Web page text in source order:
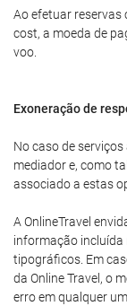
Ao efetuar reservas
cost, a moeda de
voo.
Exoneração de
No caso de
mediador e, como
associado a estas
A OnlineTravel
informação incluída
tipográficos. Em
da Online Travel, o
erro em qualquer